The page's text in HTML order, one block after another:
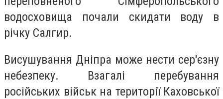
водосховища почали скидати воду в
річку Салгир.
Висушування Дніпра може нести сер'єзну
небезпеку. Взагалі перебування
російських військ на території Каховської